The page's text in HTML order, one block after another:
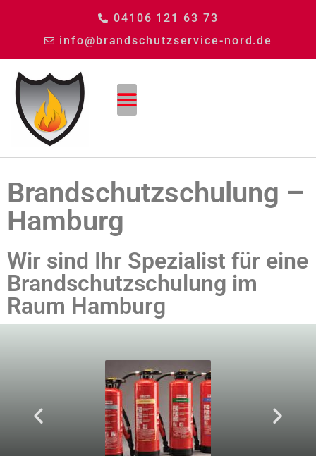
04106 121 63 73
info@brandschutzservice-nord.de
Brandschutzschulung –
Hamburg
Wir sind Ihr Spezialist für eine
Brandschutzschulung im
Raum Hamburg